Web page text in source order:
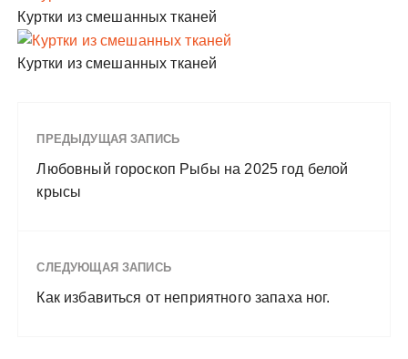
Куртки из смешанных тканей
Куртки из смешанных тканей
ПРЕДЫДУЩАЯ ЗАПИСЬ
Любовный гороскоп Рыбы на 2025 год белой
крысы
СЛЕДУЮЩАЯ ЗАПИСЬ
Как избавиться от неприятного запаха ног.